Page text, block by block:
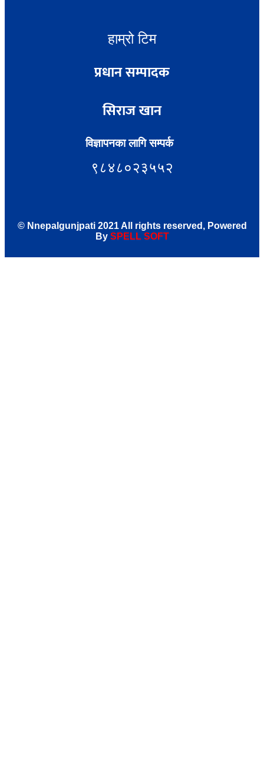
हाम्रो टिम
प्रधान सम्पादक
सिराज खान
विज्ञापनका लागि सम्पर्क
९८४८०२३५५२
© Nnepalgunjpati 2021 All rights reserved, Powered
By SPE LLSOFT